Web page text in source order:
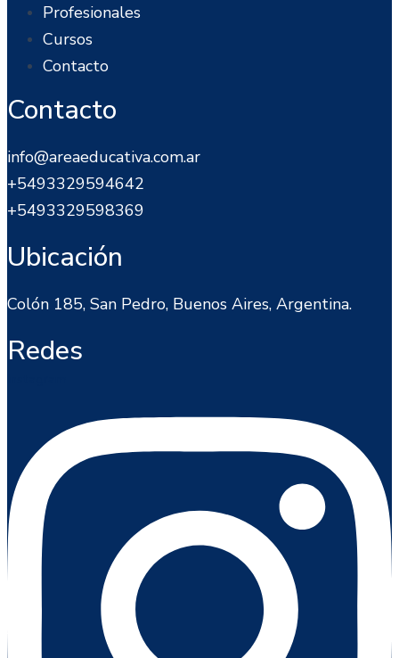
Profesionales
Cursos
Contacto
Contacto
info@areaeducativa.com.ar​
+5493329594642
+5493329598369
Ubicación
Colón 185, San Pedro, Buenos Aires, Argentina.
Redes